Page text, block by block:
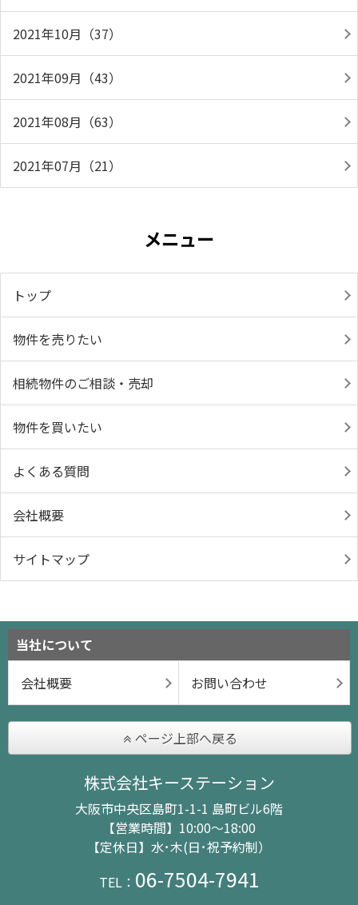
2021年10月（37）
2021年09月（43）
2021年08月（63）
2021年07月（21）
メニュー
トップ
物件を売りたい
相続物件のご相談・売却
物件を買いたい
よくある質問
会社概要
サイトマップ
当社について
会社概要
お問い合わせ
ページ上部へ戻る
株式会社キーステーション
大阪市中央区島町1-1-1 島町ビル6階
【営業時間】10:00～18:00
【定休日】水･木(日･祝予約制）
TEL： 06-7504-7941